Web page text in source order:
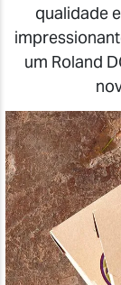
qualidade
um Roland